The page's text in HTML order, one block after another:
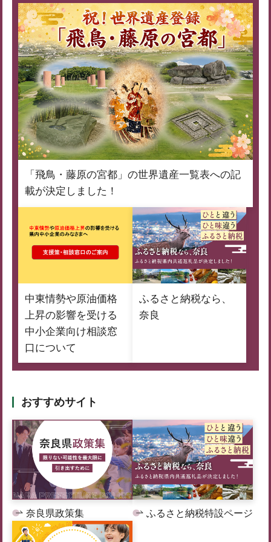
「飛鳥・藤原の宮都」の世界遺産一覧表への記
載が決定しました！
中東情勢や原油価格
上昇の影響を受ける
中小企業向け相談窓
口について
ふるさと納税なら、
奈良
おすすめサイト
奈良県政策集 ふるさと納税特設ページ